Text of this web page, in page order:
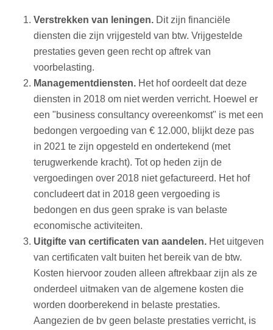
Verstrekken van leningen. Dit zijn financiële
diensten die zijn vrijgesteld van btw. Vrijgestelde
prestaties geven geen recht op aftrek van
voorbelasting.
Managementdiensten. Het hof oordeelt dat deze
diensten in 2018 om niet werden verricht. Hoewel er
een "business consultancy overeenkomst" is met een
bedongen vergoeding van € 12.000, blijkt deze pas
in 2021 te zijn opgesteld en ondertekend (met
terugwerkende kracht). Tot op heden zijn de
vergoedingen over 2018 niet gefactureerd. Het hof
concludeert dat in 2018 geen vergoeding is
bedongen en dus geen sprake is van belaste
economische activiteiten.
Uitgifte van certificaten van aandelen. Het uitgeven
van certificaten valt buiten het bereik van de btw.
Kosten hiervoor zouden alleen aftrekbaar zijn als ze
onderdeel uitmaken van de algemene kosten die
worden doorberekend in belaste prestaties.
Aangezien de bv geen belaste prestaties verricht, is